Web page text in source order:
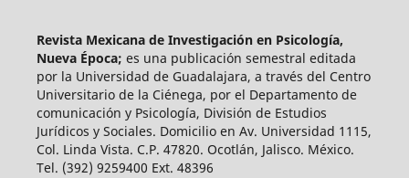
Revista Mexicana de Investigación en Psicología,
Nueva Época; es una publicación semestral editada
por la Universidad de Guadalajara, a través del Centro
Universitario de la Ciénega, por el Departamento de
comunicación y Psicología, División de Estudios
Jurídicos y Sociales. Domicilio en Av. Universidad 1115,
Col. Linda Vista. C.P. 47820. Ocotlán, Jalisco. México.
Tel. (392) 9259400 Ext. 48396